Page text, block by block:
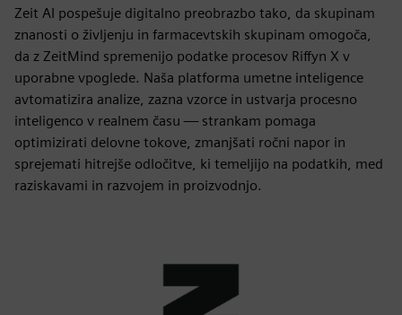
Zeit AI pospešuje digitalno preobrazbo tako, da skupinam
znanosti o življenju in farmacevtskih skupinam omogoča,
da z ZeitMind spremenijo podatke procesov Riffyn X v
uporabne vpoglede. Naša platforma umetne inteligence
avtomatizira analize, zazna vzorce in ustvarja procesno
inteligenco v realnem času — strankam pomaga
optimizirati delovne tokove, zmanjšati ročni napor in
sprejemati hitrejše odločitve, ki temeljijo na podatkih, med
raziskavami in razvojem in proizvodnjo.